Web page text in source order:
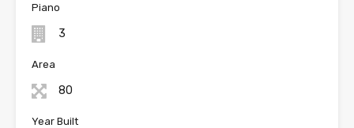
Piano
3
Area
80
Year Built